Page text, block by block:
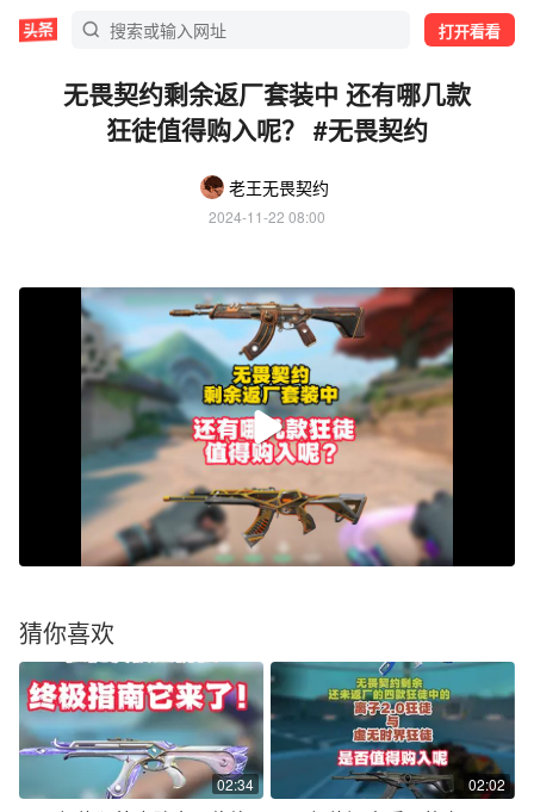
打开看看
无畏契约剩余返厂套装中 还有哪几款
狂徒值得购入呢？ #无畏契约
老王无畏契约
2024-11-22 08:00
猜你喜欢
02:34 02:02